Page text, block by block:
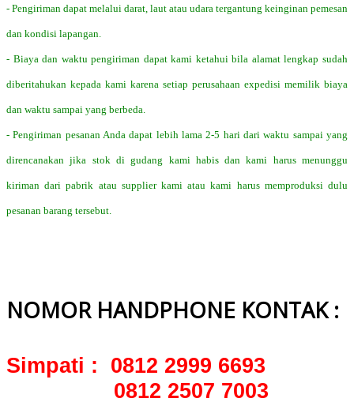
- Pengiriman dapat melalui darat, laut atau udara tergantung keinginan pemesan
dan kondisi lapangan.
- Biaya dan waktu pengiriman dapat kami ketahui bila alamat lengkap sudah
diberitahukan kepada kami karena setiap perusahaan expedisi memilik biaya
dan waktu sampai yang berbeda.
- Pengiriman pesanan Anda dapat lebih lama 2-5 hari dari waktu sampai yang
direncanakan jika stok di gudang kami habis dan kami harus menunggu
kiriman dari pabrik atau supplier kami atau kami harus memproduksi dulu
pesanan barang tersebut.
NOMOR HANDPHONE KONTAK :
Simpati : 0812 2999 6693
0812 2507 7003